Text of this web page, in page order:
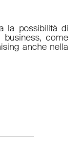
la possibilità di
come
anche nella